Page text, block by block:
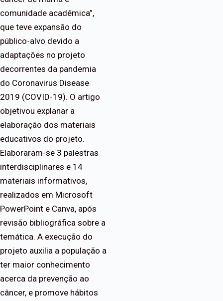
comunidade acadêmica”,
que teve expansão do
público-alvo devido a
adaptações no projeto
decorrentes da pandemia
do Coronavirus Disease
2019 (COVID-19). O artigo
objetivou explanar a
elaboração dos materiais
educativos do projeto.
Elaboraram-se 3 palestras
interdisciplinares e 14
materiais informativos,
realizados em Microsoft
PowerPoint e Canva, após
revisão bibliográfica sobre a
temática. A execução do
projeto auxilia a população a
ter maior conhecimento
acerca da prevenção ao
câncer, e promove hábitos